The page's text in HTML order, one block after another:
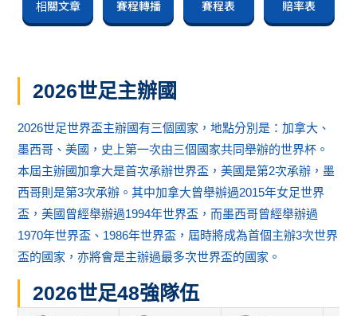
相關文章 賽程轉播 賽程表 賠率表
2026世足主辦國
2026世足世界盃主辦國有三個國家，地點分別是：加拿大、
墨西哥、美國，史上第一次由三個國家共同舉辦的世界杯。
本屆主辦國加拿大是首次承辦世界盃，美國是第2次承辦，墨
西哥則是第3次承辦。其中加拿大曾舉辦過2015年女足世界
盃，美國曾經舉辦過1994年世界盃，而墨西哥曾經舉辦過
1970年世界盃、1986年世界盃，屆時將成為首個主辦3次世界
盃的國家，亦將會是主辦過最多次世界盃的國家。
2026世足48強隊伍